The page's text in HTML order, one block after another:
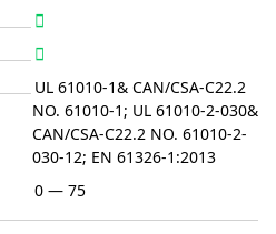
UL 61010-1& CAN/CSA-C22.2
NO. 61010-1; UL 61010-2-030&
CAN/CSA-C22.2 NO. 61010-2-
030-12; EN 61326-1:2013
0 — 75